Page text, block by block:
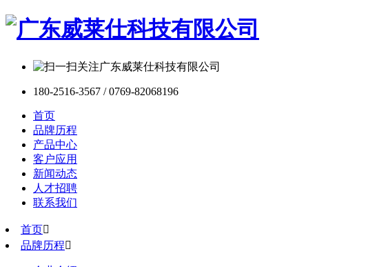
180-2516-3567 / 0769-82068196
首页
品牌历程
产品中心
客户应用
新闻动态
人才招聘
联系我们
首页
品牌历程